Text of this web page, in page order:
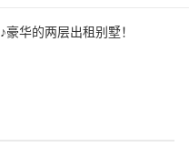
华的两层出租别墅！